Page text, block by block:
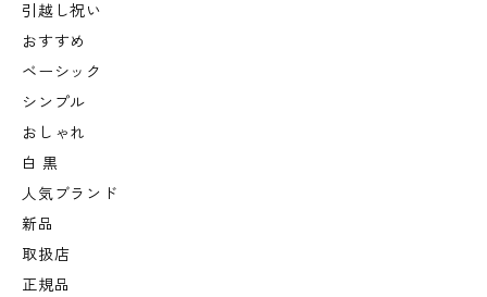
引越し祝い
おすすめ
ベーシック
シンプル
おしゃれ
白 黒
人気ブランド
新品
取扱店
正規品